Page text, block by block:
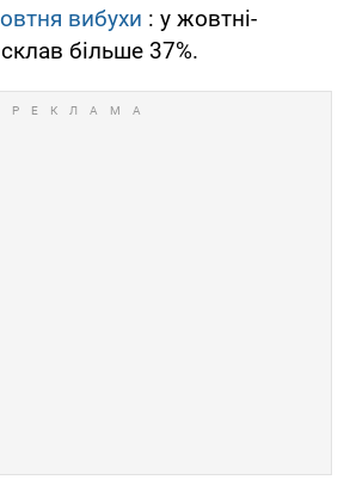
вибухи : у жовтні-
більше 37%.